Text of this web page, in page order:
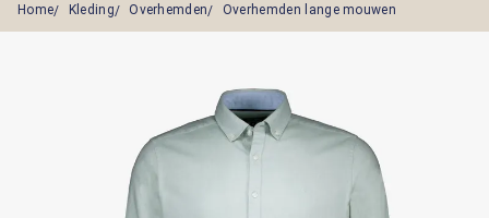
Home Kleding Overhemden Overhemden lange mouwen